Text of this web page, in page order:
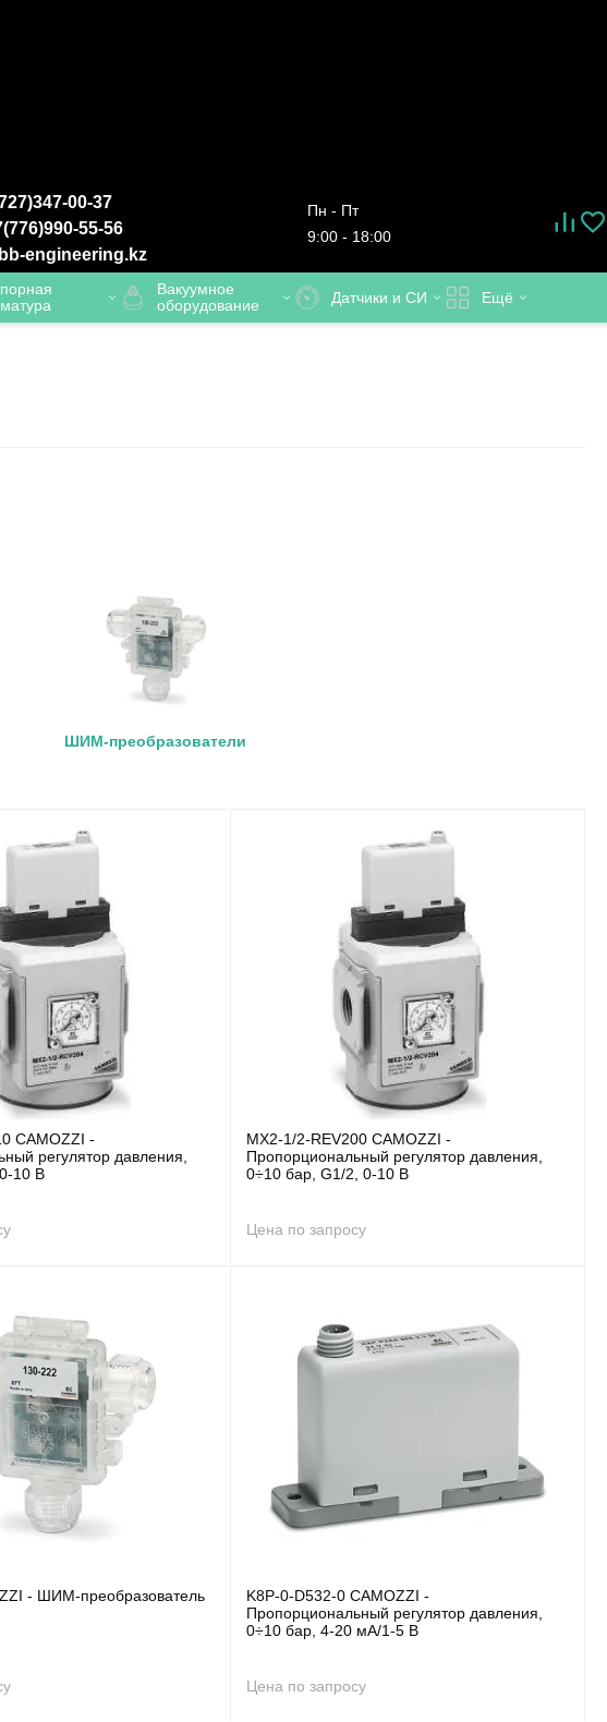
00-37
55-56
engineering.kz
Пн - Пт
9:00 - 18:00
Вакуумное
оборудование
Датчики и СИ Ещё
ШИМ-преобразователи
CAMOZZI -
регулятор давления,
10 В
MX2-1/2-REV200 CAMOZZI -
Пропорциональный регулятор давления,
0÷10 бар, G1/2, 0-10 В
Цена по запросу
- ШИМ-преобразователь
K8P-0-D532-0 CAMOZZI -
Пропорциональный регулятор давления,
0÷10 бар, 4-20 мА/1-5 В
Цена по запросу